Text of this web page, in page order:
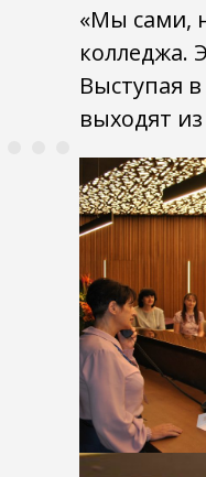
«Мы сами,
колледжа.
Выступая
выходят